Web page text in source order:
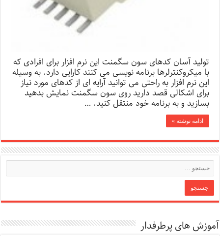
تولید آسان کدهای سون سگمنت این نرم افزار برای افرادی که
با میکروکنترلرها برنامه نویسی می کنند کارایی دارد. به وسیله
این نرم افزار به راحتی می توانید آرایه ای از کدهای مورد نیاز
برای اشکالی قصد دارید روی سون سگمنت نمایش بدهید
بسازید و به برنامه خود منتقل کنید. …
ادامه نوشته »
آموزش های پرطرفدار